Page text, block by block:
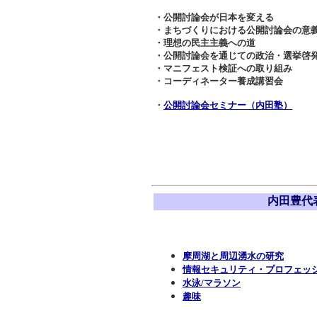
・公開討論会が日本を変える
・まちづくりにおける公開討論会の意
・理想の民主主義への道
・公開討論会を通じての政治・選挙啓
・マニフェスト検証への取り組み
・コーディネーター養成講習会
・ 公開討論会セミナー（内田塾）
内田豊代
摩周湖と周辺湧水の研究
情報セキュリティ・プロフェッ
水泳/マラソン
趣味